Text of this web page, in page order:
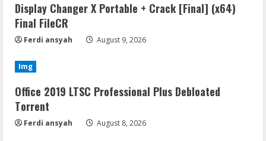
Display Changer X Portable + Crack [Final] (x64)
Final FileCR
Ferdi ansyah August 9, 2026
Img
Office 2019 LTSC Professional Plus Debloated
Tоrrеnt
Ferdi ansyah August 8, 2026